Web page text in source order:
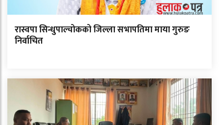
रास्वपा सिन्धुपाल्चोकको जिल्ला सभापतिमा माया गुरुङ
निर्वाचित